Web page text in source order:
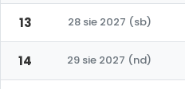
13 28 sie 2027 (sb)
14 29 sie 2027 (nd)